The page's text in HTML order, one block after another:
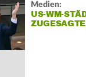
Medien:
US-WM-